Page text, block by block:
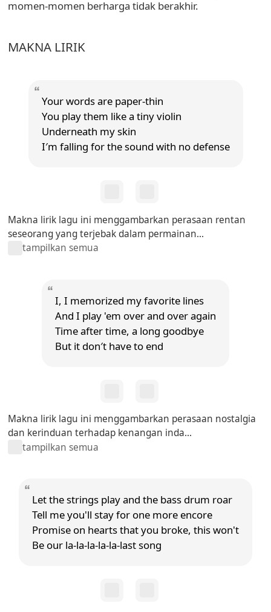
momen-momen berharga tidak berakhir.
MAKNA LIRIK
Your words are paper-thin
You play them like a tiny violin
Underneath my skin
I′m falling for the sound with no defense
Makna lirik lagu ini menggambarkan perasaan rentan
seseorang yang terjebak dalam permainan...
tampilkan semua
I, I memorized my favorite lines
And I play 'em over and over again
Time after time, a long goodbye
But it don′t have to end
Makna lirik lagu ini menggambarkan perasaan nostalgia
dan kerinduan terhadap kenangan inda...
tampilkan semua
Let the strings play and the bass drum roar
Tell me you'll stay for one more encore
Promise on hearts that you broke, this won't
Be our la-la-la-la-la-last song